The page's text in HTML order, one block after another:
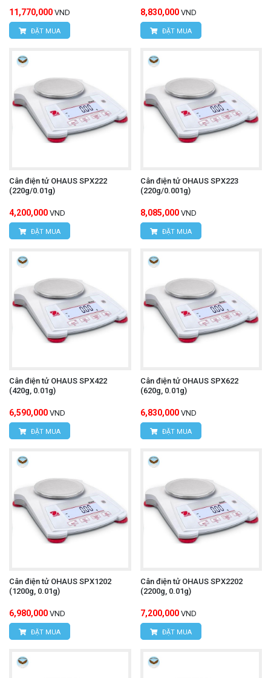
11,770,000 VND
ĐẶT MUA
8,830,000 VND
ĐẶT MUA
Cân điện tử OHAUS SPX222
(220g/0.01g)
4,200,000 VND
ĐẶT MUA
Cân điện tử OHAUS SPX223
(220g/0.001g)
8,085,000 VND
ĐẶT MUA
Cân điện tử OHAUS SPX422
(420g, 0.01g)
6,590,000 VND
ĐẶT MUA
Cân điện tử OHAUS SPX622
(620g, 0.01g)
6,830,000 VND
ĐẶT MUA
Cân điện tử OHAUS SPX1202
(1200g, 0.01g)
6,980,000 VND
ĐẶT MUA
Cân điện tử OHAUS SPX2202
(2200g, 0.01g)
7,200,000 VND
ĐẶT MUA